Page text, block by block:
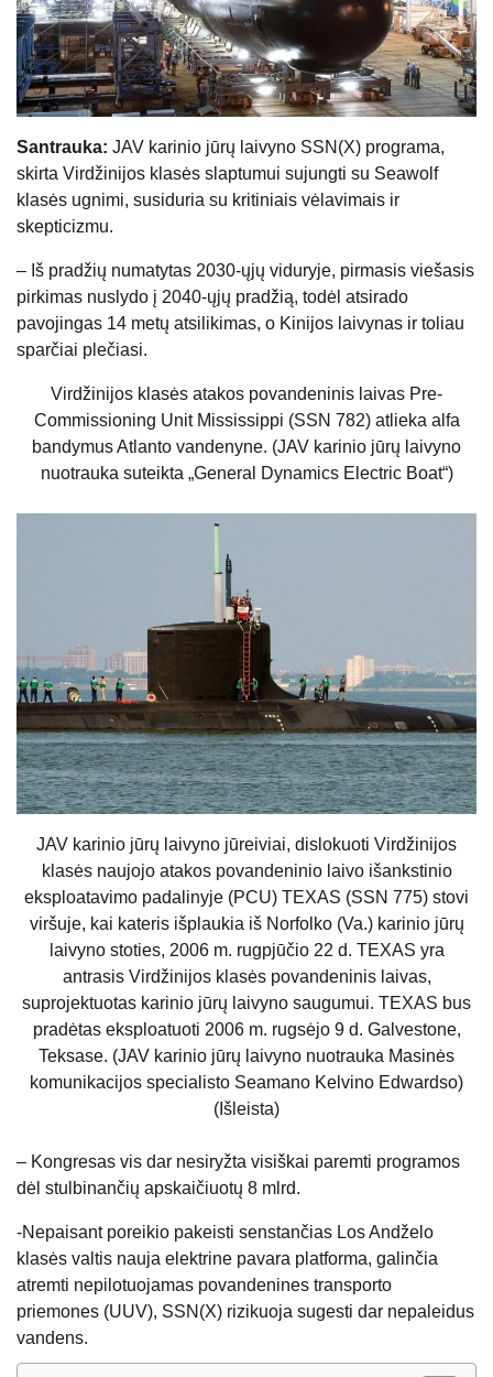
Santrauka: JAV karinio jūrų laivyno SSN(X) programa,
skirta Virdžinijos klasės slaptumui sujungti su Seawolf
klasės ugnimi, susiduria su kritiniais vėlavimais ir
skepticizmu.
– Iš pradžių numatytas 2030-ųjų viduryje, pirmasis viešasis
pirkimas nuslydo į 2040-ųjų pradžią, todėl atsirado
pavojingas 14 metų atsilikimas, o Kinijos laivynas ir toliau
sparčiai plečiasi.
Virdžinijos klasės atakos povandeninis laivas Pre-
Commissioning Unit Mississippi (SSN 782) atlieka alfa
bandymus Atlanto vandenyne. (JAV karinio jūrų laivyno
nuotrauka suteikta „General Dynamics Electric Boat“)
JAV karinio jūrų laivyno jūreiviai, dislokuoti Virdžinijos
klasės naujojo atakos povandeninio laivo išankstinio
eksploatavimo padalinyje (PCU) TEXAS (SSN 775) stovi
viršuje, kai kateris išplaukia iš Norfolko (Va.) karinio jūrų
laivyno stoties, 2006 m. rugpjūčio 22 d. TEXAS yra
antrasis Virdžinijos klasės povandeninis laivas,
suprojektuotas karinio jūrų laivyno saugumui. TEXAS bus
pradėtas eksploatuoti 2006 m. rugsėjo 9 d. Galvestone,
Teksase. (JAV karinio jūrų laivyno nuotrauka Masinės
komunikacijos specialisto Seamano Kelvino Edwardso)
(Išleista)
– Kongresas vis dar nesiryžta visiškai paremti programos
dėl stulbinančių apskaičiuotų 8 mlrd.
-Nepaisant poreikio pakeisti senstančias Los Andželo
klasės valtis nauja elektrine pavara platforma, galinčia
atremti nepilotuojamas povandenines transporto
priemones (UUV), SSN(X) rizikuoja sugesti dar nepaleidus
vandens.